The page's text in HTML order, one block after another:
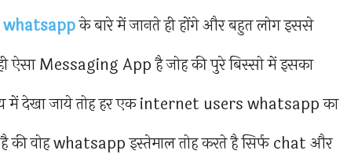
whatsappके बारे में जानते ही होंगे और बहुत लोग इससे
ऐसा Messaging App है जोह की पुरे बिस्सो में इसका
में देखा जाये तोह हर एक internet users whatsapp का
की वोह whatsapp इस्तेमाल तोह करते है सिर्फ chat और